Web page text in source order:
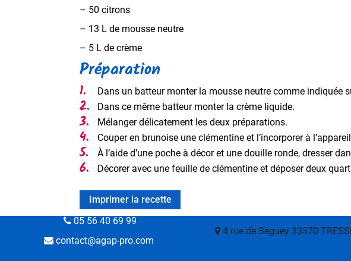
– 50 citrons
– 13 L de mousse neutre
– 5 L de crème
Préparation
Dans un batteur monter la mousse neutre comme indiquée
Dans ce même batteur monter la crème liquide.
Mélanger délicatement les deux préparations.
Couper en brunoise une clémentine et l’incorporer à
À l’aide d’une poche à décor et une douille ronde, dresser
Décorer avec une feuille de clémentine et déposer deux
Imprimer la recette
05 56 40 69 99
contact@agap‑pro.com
4 rue de Béguey 33370